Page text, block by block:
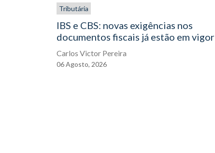
Tributária
IBS e CBS: novas exigências nos
documentos fiscais já estão em vigor
Carlos Victor Pereira
06Agosto, 2026